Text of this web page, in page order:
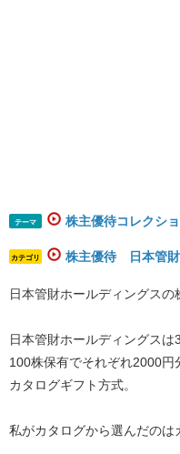
テーマ 株主優待コレクシ
カテゴリ 株主優待 日本管
日本管財ホールディングスの
日本管財ホールディングスは
100株保有でそれぞれ2000円
カタログギフト方式。
私がカタログから選んだのは